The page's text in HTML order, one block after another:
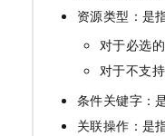
资源类型：是
对于必选
对于不支
条件关键字：
关联操作：是